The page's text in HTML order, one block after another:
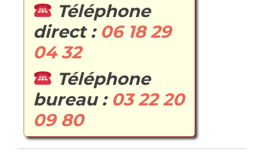
Téléphone
direct : 06 18 29
04 32
Téléphone
bureau : 03 22 20
09 80